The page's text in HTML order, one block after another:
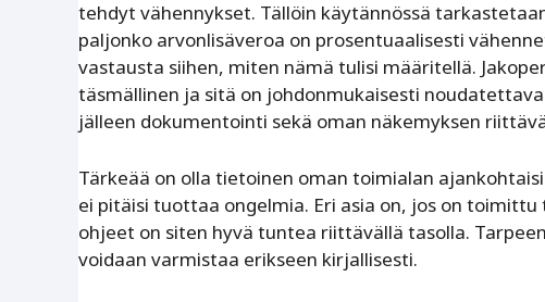
tehdyt vähennykset. Tällöin käytännössä
paljonko arvonlisäveroa on prosentuaalisesti
vastausta siihen, miten nämä tulisi määritellä.
täsmällinen ja sitä on johdonmukaisesti
jälleen dokumentointi sekä oman näkemyksen
Tärkeää on olla tietoinen oman toimialan
ei pitäisi tuottaa ongelmia. Eri asia on, jos on
ohjeet on siten hyvä tuntea riittävällä tasolla.
voidaan varmistaa erikseen kirjallisesti.